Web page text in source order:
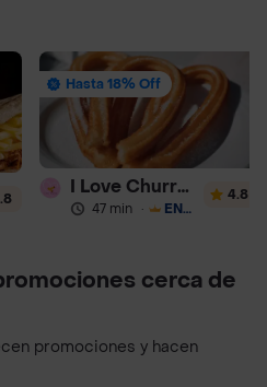
Hasta 18% Off
I Love Churros 95
47 min · ENVÍO GRATIS
4.8
cerca de
promociones y hacen